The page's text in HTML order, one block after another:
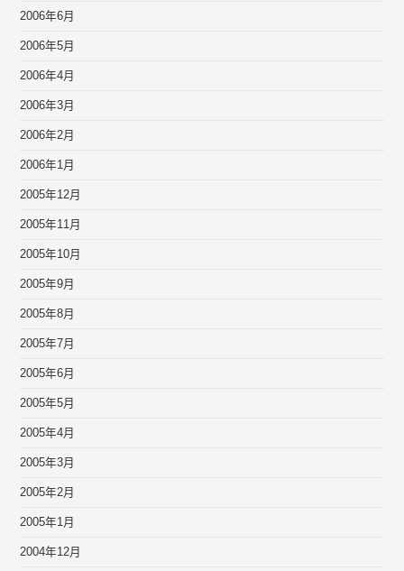
2006年6月
2006年5月
2006年4月
2006年3月
2006年2月
2006年1月
2005年12月
2005年11月
2005年10月
2005年9月
2005年8月
2005年7月
2005年6月
2005年5月
2005年4月
2005年3月
2005年2月
2005年1月
2004年12月